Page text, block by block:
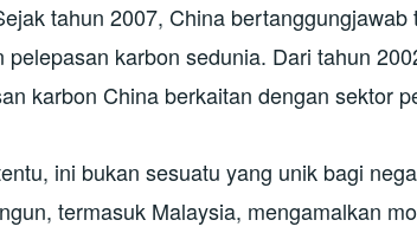
tahun 2007, China
pelepasan karbon sedunia. Dari tahun
karbon China berkaitan dengan sektor
ini bukan sesuatu yang unik bagi
termasuk Malaysia, mengamalkan